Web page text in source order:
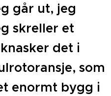
går ut, jeg
skreller et
det i
som
enormt bygg i